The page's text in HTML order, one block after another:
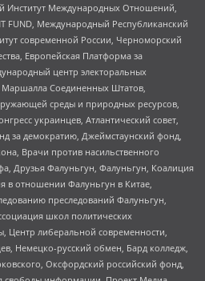
Институт Международных Отношений,
FUND, Международный Республиканский
современной России, Черноморский
Европейская Платформа за
центр электоральных
Соединенных Штатов,
среды и природных ресурсов,
украинцев, Атлантический совет,
за демократию, Джеймстаунский фонд,
Врачи против насильственного
Друзья Фалуньгун, Фалуньгун, Коалиция
в отношении Фалуньгун в Китае,
преследований Фалуньгун,
школ политических
Центр либеральной современности,
Немецко-русский обмен, Бард колледж,
Оксфордский российский фонд,